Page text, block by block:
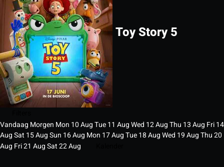
Toy Story 5
Vandaag Morgen Mon 10AugTue11 AugWed 12AugThu 13Aug Fri14
AugSat 15AugSun 16Aug Mon 17AugTue18AugWed 19AugThu20
Aug Fri21 AugSat22Aug